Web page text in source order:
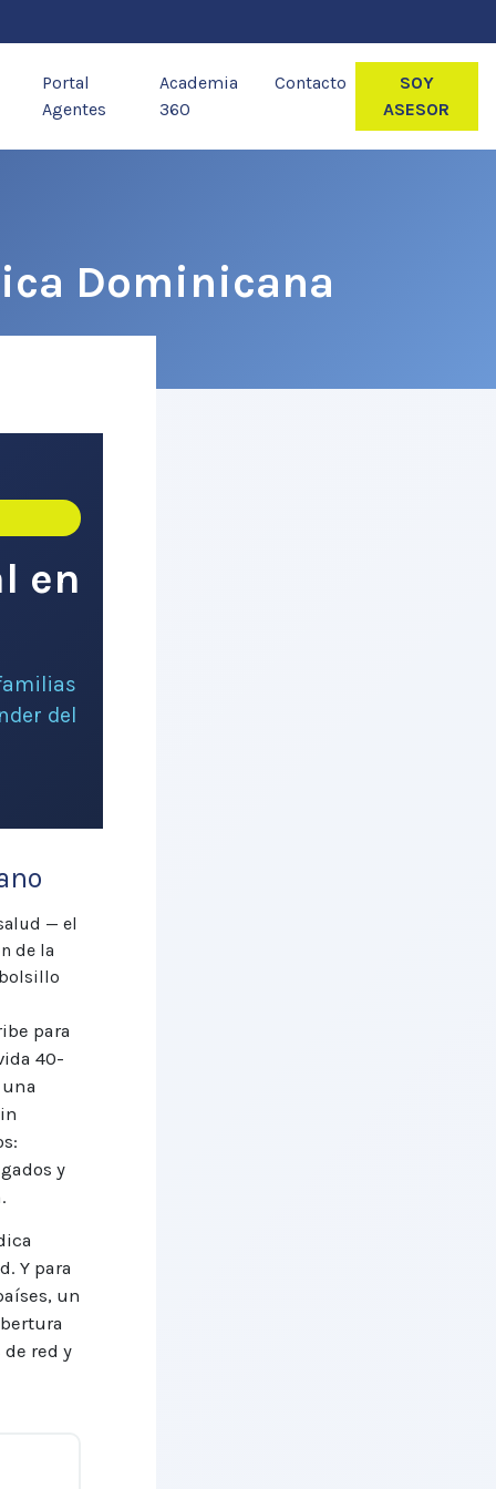
Portal
Agentes
Academia
360
Contacto
SOY
ASESOR
Dominicana
en
del
— el
de la
para
40-
y
Y para
un
red y